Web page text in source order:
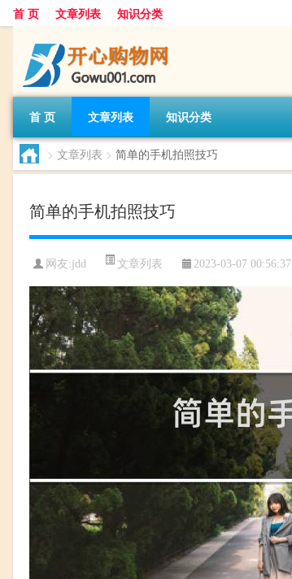
首 页 文章列表 知识分类
首 页 文章列表 知识分类
> 文章列表 > 简单的手机拍照技巧
简单的手机拍照技巧
网友:jdd 文章列表 2023-03-07 00:56:37